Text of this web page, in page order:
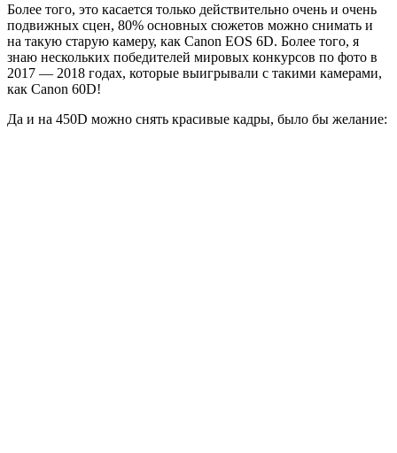
Более того, это касается только действительно очень и очень
подвижных сцен, 80% основных сюжетов можно снимать и
на такую старую камеру, как Canon EOS 6D. Более того, я
знаю нескольких победителей мировых конкурсов по фото в
2017 — 2018 годах, которые выигрывали с такими камерами,
как Canon 60D!
Да и на 450D можно снять красивые кадры, было бы желание: